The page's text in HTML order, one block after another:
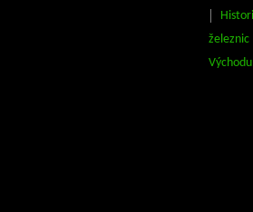
železnic
Východu